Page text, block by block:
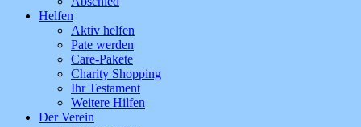
Helfen
Aktiv helfen
Pate werden
Care-Pakete
Charity Shopping
Ihr Testament
Weitere Hilfen
Der Verein